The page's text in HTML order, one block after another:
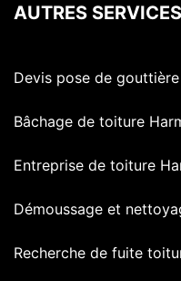
AUTRES SERVICES
Devis pose de
Bâchage de toiture
Entreprise de toiture
Démoussage et
Recherche de fuite